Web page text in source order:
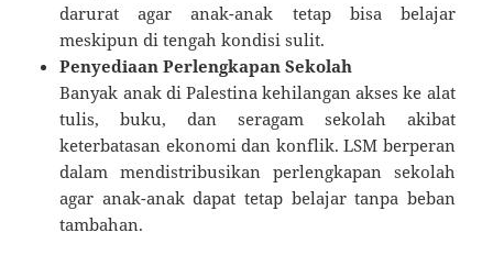
darurat agar anak-anak tetap bisa belajar
meskipun di tengah kondisi sulit.
Penyediaan Perlengkapan Sekolah
Banyak anak di Palestina kehilangan akses ke alat
tulis, buku, dan seragam sekolah akibat
keterbatasan ekonomi dan konflik. LSM berperan
dalam mendistribusikan perlengkapan sekolah
agar anak-anak dapat tetap belajar tanpa beban
tambahan.